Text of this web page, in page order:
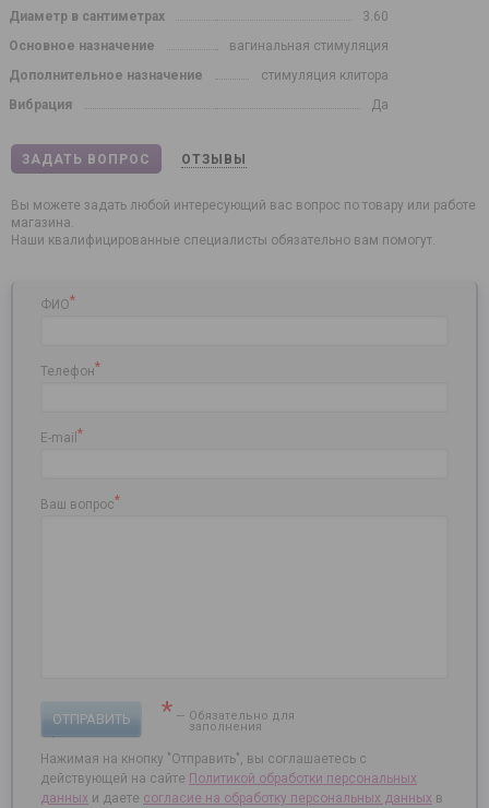
Диаметр в сантиметрах
3.60
Основное назначение
вагинальная стимуляция
Дополнительное назначение
стимуляция клитора
Вибрация
Да
ЗАДАТЬ ВОПРОС ОТЗЫВЫ
Вы можете задать любой интересующий вас вопрос по товару или работе
магазина.
Наши квалифицированные специалисты обязательно вам помогут.
ФИО*
Телефон*
E-mail *
Ваш вопрос*
ОТПРАВИТЬ * — Обязательно для
заполнения
Нажимая на кнопку "Отправить", вы соглашаетесь с
действующей на сайте Политикой обработки персональных
данных и даете согласие на обработку персональных данных в